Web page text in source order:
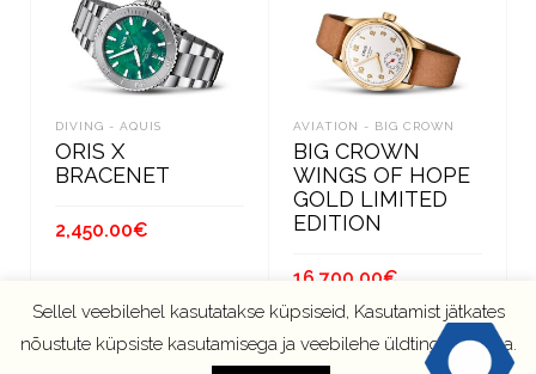
DIVING - AQUIS
ORIS X
BRACENET
2,450.00€
AVIATION - BIG CROWN
BIG CROWN
WINGS OF HOPE
GOLD LIMITED
EDITION
16,700.00€
Sellel veebilehel kasutatakse küpsiseid, Kasutamist jätkates
nõustute küpsiste kasutamisega ja veebilehe üldtingimustega.